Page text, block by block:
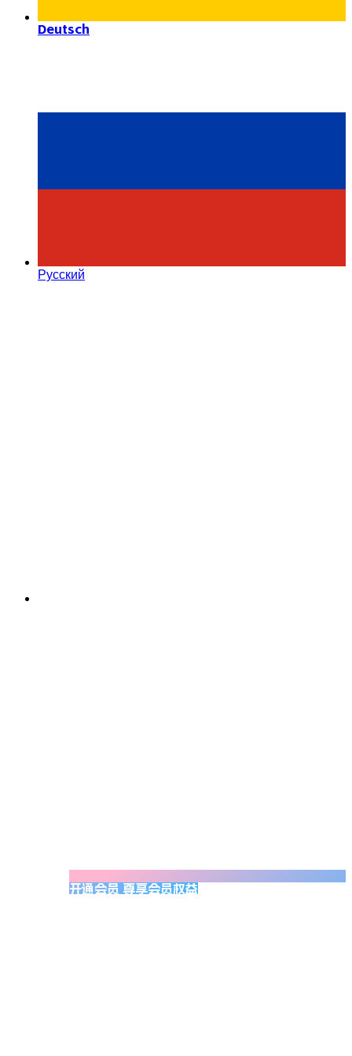
Deutsch
Русский
开通会员 尊享会员权益